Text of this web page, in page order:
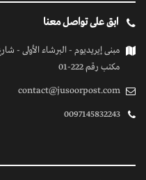
ابق على تواصل معنا
مبنى إيريديوم - البرشاء الأولى -
مكتب رقم 222-01
contact@jusoorpost.com
0097145832243